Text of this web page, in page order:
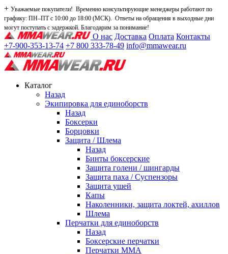
+ Уважаемые покупатели! Временно консультирующие менеджеры работают по
графику: ПН–ПТ с 10:00 до 18:00 (МСК). Ответы на обращения в выходные дни
могут поступать с задержкой. Благодарим за понимание!
О нас Доставка Оплата Контакты
+7-900-353-13-74 +7 800 333-78-49 info@mmawear.ru
Каталог
Назад
Экипировка для единоборств
Назад
Боксерки
Борцовки
Защита / Шлема
Назад
Бинты боксерские
Защита голени / шингарды
Защита паха / Суспензоры
Защита ушей
Капы
Наколенники, защита локтей, ахиллов
Шлема
Перчатки для единоборств
Назад
Боксерские перчатки
Перчатки ММА